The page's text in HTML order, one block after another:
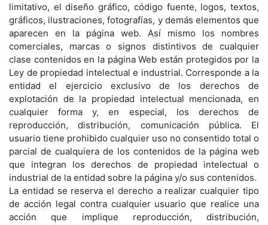
limitativo, el diseño gráfico, código fuente, logos, textos,
gráficos, ilustraciones, fotografías, y demás elementos que
aparecen en la página web. Así mismo los nombres
comerciales, marcas o signos distintivos de cualquier
clase contenidos en la página Web están protegidos por la
Ley de propiedad intelectual e industrial. Corresponde a la
entidad el ejercicio exclusivo de los derechos de
explotación de la propiedad intelectual mencionada, en
cualquier forma y, en especial, los derechos de
reproducción, distribución, comunicación pública. El
usuario tiene prohibido cualquier uso no consentido total o
parcial de cualquiera de los contenidos de la página web
que integran los derechos de propiedad intelectual o
industrial de la entidad sobre la página y/o sus contenidos.
La entidad se reserva el derecho a realizar cualquier tipo
de acción legal contra cualquier usuario que realice una
acción que implique reproducción, distribución,